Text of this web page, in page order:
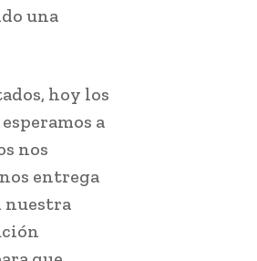
una
hoy los
a
nos
entrega
nuestra